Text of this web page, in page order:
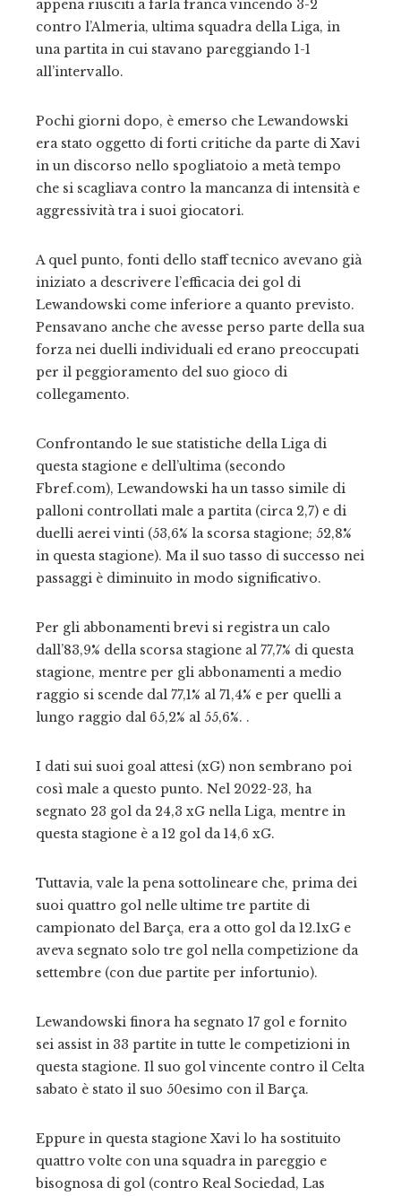
appena riusciti a farla franca vincendo 3-2
contro l’Almeria, ultima squadra della Liga, in
una partita in cui stavano pareggiando 1-1
all’intervallo.
Pochi giorni dopo, è emerso che Lewandowski
era stato oggetto di forti critiche da parte di Xavi
in ​​un discorso nello spogliatoio a metà tempo
che si scagliava contro la mancanza di intensità e
aggressività tra i suoi giocatori.
A quel punto, fonti dello staff tecnico avevano già
iniziato a descrivere l’efficacia dei gol di
Lewandowski come inferiore a quanto previsto.
Pensavano anche che avesse perso parte della sua
forza nei duelli individuali ed erano preoccupati
per il peggioramento del suo gioco di
collegamento.
Confrontando le sue statistiche della Liga di
questa stagione e dell’ultima (secondo
Fbref.com), Lewandowski ha un tasso simile di
palloni controllati male a partita (circa 2,7) e di
duelli aerei vinti (53,6% la scorsa stagione; 52,8%
in questa stagione). Ma il suo tasso di successo nei
passaggi è diminuito in modo significativo.
Per gli abbonamenti brevi si registra un calo
dall’83,9% della scorsa stagione al 77,7% di questa
stagione, mentre per gli abbonamenti a medio
raggio si scende dal 77,1% al 71,4% e per quelli a
lungo raggio dal 65,2% al 55,6%. .
I dati sui suoi goal attesi (xG) non sembrano poi
così male a questo punto. Nel 2022-23, ha
segnato 23 gol da 24,3 xG nella Liga, mentre in
questa stagione è a 12 gol da 14,6 xG.
Tuttavia, vale la pena sottolineare che, prima dei
suoi quattro gol nelle ultime tre partite di
campionato del Barça, era a otto gol da 12.1xG e
aveva segnato solo tre gol nella competizione da
settembre (con due partite per infortunio).
Lewandowski finora ha segnato 17 gol e fornito
sei assist in 33 partite in tutte le competizioni in
questa stagione. Il suo gol vincente contro il Celta
sabato è stato il suo 50esimo con il Barça.
Eppure in questa stagione Xavi lo ha sostituito
quattro volte con una squadra in pareggio e
bisognosa di gol (contro Real Sociedad, Las